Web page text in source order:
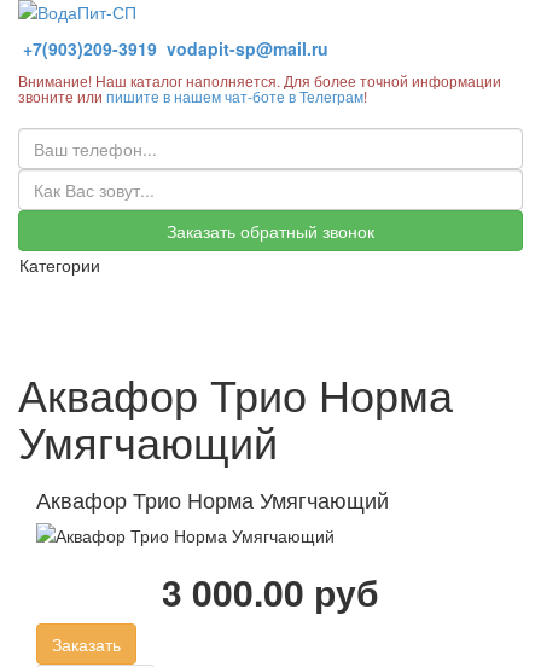
+7(903)209-3919 vodapit-sp@mail.ru
Внимание! Наш каталог наполняется. Для более точной информации
звоните или пишите в нашем чат-боте в Телеграм!
Заказать обратный звонок
Категории
Аквафор Трио Норма
Умягчающий
Аквафор Трио Норма Умягчающий
3 000.00 руб
Заказать